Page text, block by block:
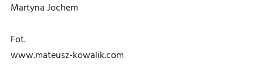
Martyna Jochem
Fot.
www.mateusz-kowalik.com